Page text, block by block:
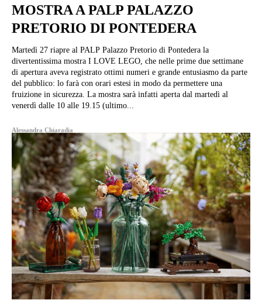
MOSTRA A PALP PALAZZO
PRETORIO DI PONTEDERA
Martedì 27 riapre al PALP Palazzo Pretorio di Pontedera la
divertentissima mostra I LOVE LEGO, che nelle prime due settimane
di apertura aveva registrato ottimi numeri e grande entusiasmo da parte
del pubblico: lo farà con orari estesi in modo da permettere una
fruizione in sicurezza. La mostra sarà infatti aperta dal martedì al
venerdì dalle 10 alle 19.15 (ultimo...
Alessandra Chiaradia